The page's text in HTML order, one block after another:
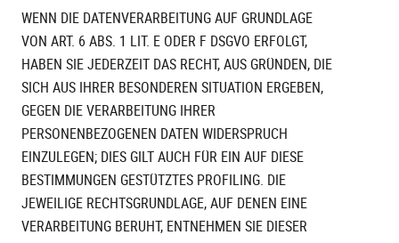
WENN DIE DATENVERARBEITUNG AUF GRUNDLAGE
VON ART. 6 ABS. 1 LIT. E ODER F DSGVO ERFOLGT,
HABEN SIE JEDERZEIT DAS RECHT, AUS GRÜNDEN, DIE
SICH AUS IHRER BESONDEREN SITUATION ERGEBEN,
GEGEN DIE VERARBEITUNG IHRER
PERSONENBEZOGENEN DATEN WIDERSPRUCH
EINZULEGEN; DIES GILT AUCH FÜR EIN AUF DIESE
BESTIMMUNGEN GESTÜTZTES PROFILING. DIE
JEWEILIGE RECHTSGRUNDLAGE, AUF DENEN EINE
VERARBEITUNG BERUHT, ENTNEHMEN SIE DIESER